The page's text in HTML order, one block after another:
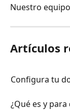
Nuestro
Artículos
Configura tu
¿Qué es y